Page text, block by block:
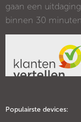
gaan een
binnen 30
Populairste devices: